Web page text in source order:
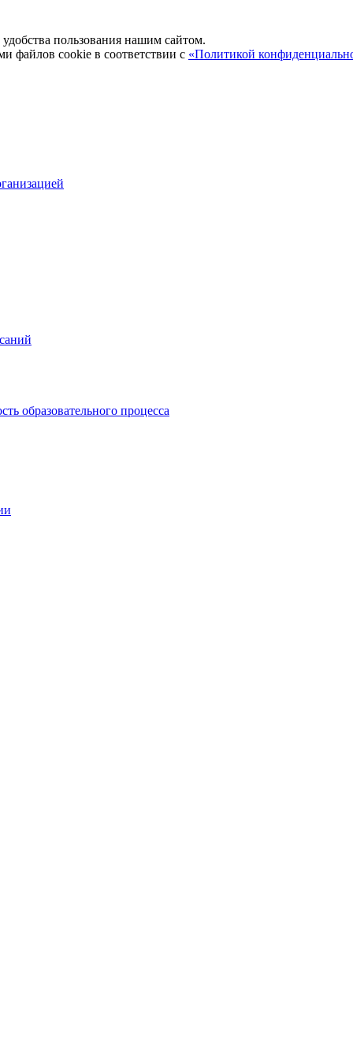
пользования нашим сайтом.
файлов cookie в соответствии с «Политикой
образовательного процесса